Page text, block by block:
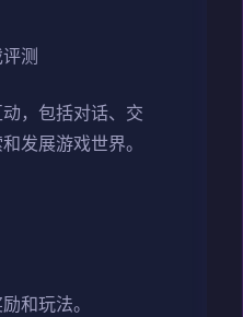
测
，包括对话、交
发展游戏世界。
和玩法。